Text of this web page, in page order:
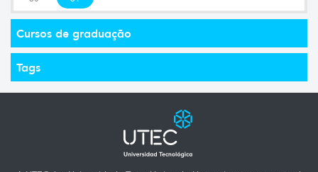
Cursos de graduação
Tags